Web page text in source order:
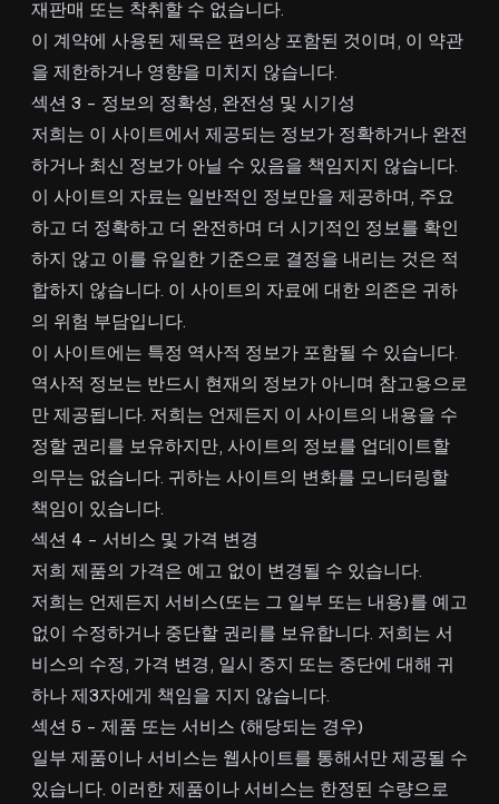
재판매 또는 착취할 수 없습니다.
이 계약에 사용된 제목은 편의상 포함된 것이며, 이 약관
을 제한하거나 영향을 미치지 않습니다.
섹션 3 - 정보의 정확성, 완전성 및 시기성
저희는 이 사이트에서 제공되는 정보가 정확하거나 완전
하거나 최신 정보가 아닐 수 있음을 책임지지 않습니다.
이 사이트의 자료는 일반적인 정보만을 제공하며, 주요
하고 더 정확하고 더 완전하며 더 시기적인 정보를 확인
하지 않고 이를 유일한 기준으로 결정을 내리는 것은 적
합하지 않습니다. 이 사이트의 자료에 대한 의존은 귀하
의 위험 부담입니다.
이 사이트에는 특정 역사적 정보가 포함될 수 있습니다.
역사적 정보는 반드시 현재의 정보가 아니며 참고용으로
만 제공됩니다. 저희는 언제든지 이 사이트의 내용을 수
정할 권리를 보유하지만, 사이트의 정보를 업데이트할
의무는 없습니다. 귀하는 사이트의 변화를 모니터링할
책임이 있습니다.
섹션 4 - 서비스 및 가격 변경
저희 제품의 가격은 예고 없이 변경될 수 있습니다.
저희는 언제든지 서비스(또는 그 일부 또는 내용)를 예고
없이 수정하거나 중단할 권리를 보유합니다. 저희는 서
비스의 수정, 가격 변경, 일시 중지 또는 중단에 대해 귀
하나 제3자에게 책임을 지지 않습니다.
섹션 5 - 제품 또는 서비스 (해당되는 경우)
일부 제품이나 서비스는 웹사이트를 통해서만 제공될 수
있습니다. 이러한 제품이나 서비스는 한정된 수량으로